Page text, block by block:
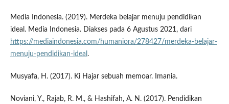
Media Indonesia. (2019). Merdeka belajar menuju pendidikan
ideal. Media Indonesia. Diakses pada 6 Agustus 2021, dari
https://mediaindonesia.com/humaniora/278427/merdeka-belajar-
menuju-pendidikan-ideal .
Musyafa, H. (2017). Ki Hajar sebuah memoar. Imania.
Noviani, Y., Rajab, R. M., & Hashifah, A. N. (2017). Pendidikan